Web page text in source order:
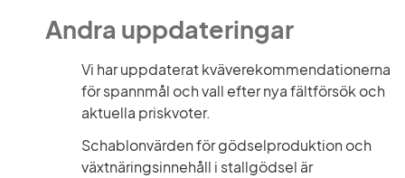
Andra uppdateringar
Vi har uppdaterat kväverekommendationerna
för spannmål och vall efter nya fältförsök och
aktuella priskvoter.
Schablonvärden för gödselproduktion och
växtnäringsinnehåll i stallgödsel är